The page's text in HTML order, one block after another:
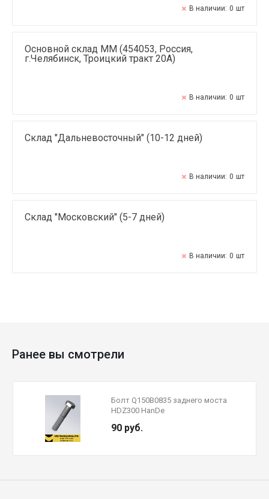
В наличии: 0 шт
Основной склад ММ (454053, Россия,
г.Челябинск, Троицкий тракт 20А)
В наличии: 0 шт
Склад "Дальневосточный" (10-12 дней)
В наличии: 0 шт
Склад "Московский" (5-7 дней)
В наличии: 0 шт
Ранее вы смотрели
Болт Q150B0835 заднего моста
HDZ300 HanDe
90 руб.